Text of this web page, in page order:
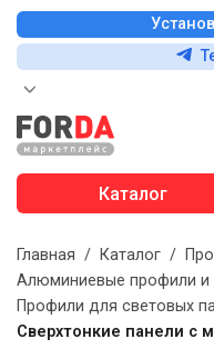
Каталог
Главная / Каталог /
Алюминиевые профили и
Профили для световых
Сверхтонкие панели с